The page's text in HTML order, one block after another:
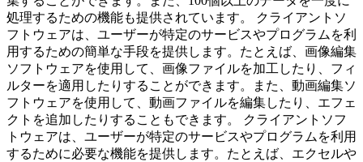
処理するための機能も提供されています。 クライアントソ
フトウェアは、ユーザーが特定のサービスやプログラムを利
用するための簡単な手段を提供します。たとえば、画像編集
ソフトウェアを使用して、画像ファイルを加工したり、フィ
ルターを適用したりすることができます。また、動画編集ソ
フトウェアを使用して、動画ファイルを編集したり、エフェ
クトを追加したりすることもできます。 クライアントソフ
トウェアは、ユーザーが特定のサービスやプログラムを利用
するために必要な機能を提供します。たとえば、エクセルや